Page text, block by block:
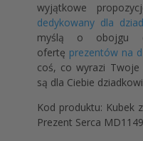
wyjątkowe
dedykowany dla
myślą o obojgu
ofertę prezentów na
coś, co wyrazi Twoje
są dla Ciebie
Kod produktu: Kubek
Prezent Serca